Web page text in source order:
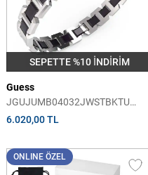
SEPETTE %10 İNDİRİM
Guess
JGUJUMB04032JWSTBKTU
Erkek Bileklik
6.020,00 TL
ONLINE ÖZEL